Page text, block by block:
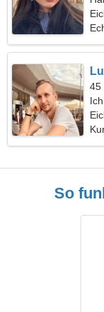
45
So